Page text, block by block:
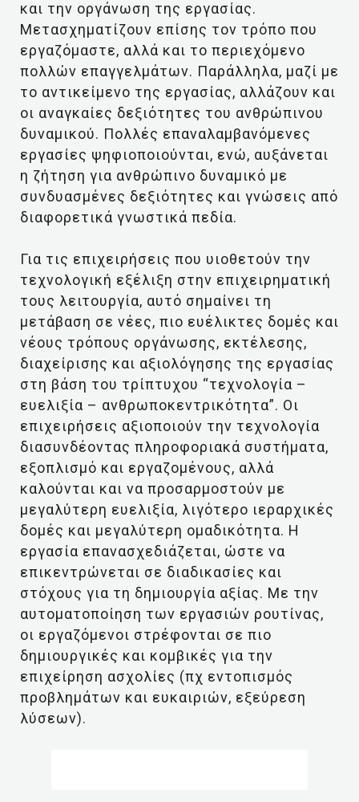
και την οργάνωση της εργασίας.
Μετασχηματίζουν επίσης τον τρόπο που
εργαζόμαστε, αλλά και το περιεχόμενο
πολλών επαγγελμάτων. Παράλληλα, μαζί με
το αντικείμενο της εργασίας, αλλάζουν και
οι αναγκαίες δεξιότητες του ανθρώπινου
δυναμικού. Πολλές επαναλαμβανόμενες
εργασίες ψηφιοποιούνται, ενώ, αυξάνεται
η ζήτηση για ανθρώπινο δυναμικό με
συνδυασμένες δεξιότητες και γνώσεις από
διαφορετικά γνωστικά πεδία.
Για τις επιχειρήσεις που υιοθετούν την
τεχνολογική εξέλιξη στην επιχειρηματική
τους λειτουργία, αυτό σημαίνει τη
μετάβαση σε νέες, πιο ευέλικτες δομές και
νέους τρόπους οργάνωσης, εκτέλεσης,
διαχείρισης και αξιολόγησης της εργασίας
στη βάση του τρίπτυχου “τεχνολογία –
ευελιξία – ανθρωποκεντρικότητα”. Οι
επιχειρήσεις αξιοποιούν την τεχνολογία
διασυνδέοντας πληροφοριακά συστήματα,
εξοπλισμό και εργαζομένους, αλλά
καλούνται και να προσαρμοστούν με
μεγαλύτερη ευελιξία, λιγότερο ιεραρχικές
δομές και μεγαλύτερη ομαδικότητα. Η
εργασία επανασχεδιάζεται, ώστε να
επικεντρώνεται σε διαδικασίες και
στόχους για τη δημιουργία αξίας. Με την
αυτοματοποίηση των εργασιών ρουτίνας,
οι εργαζόμενοι στρέφονται σε πιο
δημιουργικές και κομβικές για την
επιχείρηση ασχολίες (πχ εντοπισμός
προβλημάτων και ευκαιριών, εξεύρεση
λύσεων).